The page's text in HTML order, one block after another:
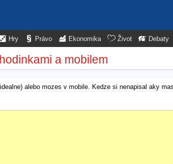
Hry Právo Ekonomika Život Debaty
a mobilem
alebo mozes v mobile. Kedze si nenapisal aky